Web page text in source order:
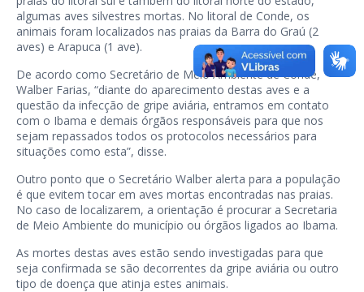
algumas aves silvestres mortas. No litoral de Conde, os
animais foram localizados nas praias da Barra do Graú (2
aves) e Arapuca (1 ave).
De acordo como Secretário de Meio Ambiente de Conde,
Walber Farias, “diante do aparecimento destas aves e a
questão da infecção de gripe aviária, entramos em contato
com o Ibama e demais órgãos responsáveis para que nos
sejam repassados todos os protocolos necessários para
situações como esta”, disse.
Outro ponto que o Secretário Walber alerta para a população
é que evitem tocar em aves mortas encontradas nas praias.
No caso de localizarem, a orientação é procurar a Secretaria
de Meio Ambiente do município ou órgãos ligados ao Ibama.
As mortes destas aves estão sendo investigadas para que
seja confirmada se são decorrentes da gripe aviária ou outro
tipo de doença que atinja estes animais.